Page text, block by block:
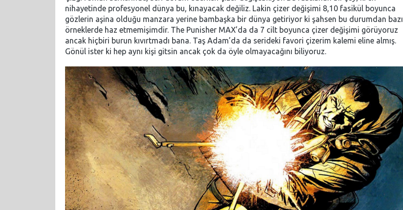
nihayetinde profesyonel dünya bu, kınayacak değiliz. Lakin çizer değişimi 8,10 fasikül boyunca
gözlerin aşina olduğu manzara yerine bambaşka bir dünya getiriyor ki şahsen bu durumdan bazı
örneklerde haz etmemişimdir. The Punisher MAX’da da 7 cilt boyunca çizer değişimi görüyoruz
ancak hiçbiri burun kıvırtmadı bana. Taş Adam’da da serideki favori çizerim kalemi eline almış.
Gönül ister ki hep aynı kişi gitsin ancak çok da öyle olmayacağını biliyoruz.